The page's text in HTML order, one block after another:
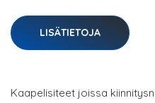
LISÄTIETOJA
Kaapelisiteet joissa